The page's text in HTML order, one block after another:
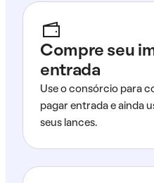
Compre seu
entrada
Use o consórcio para
pagar entrada e ainda
seus lances.